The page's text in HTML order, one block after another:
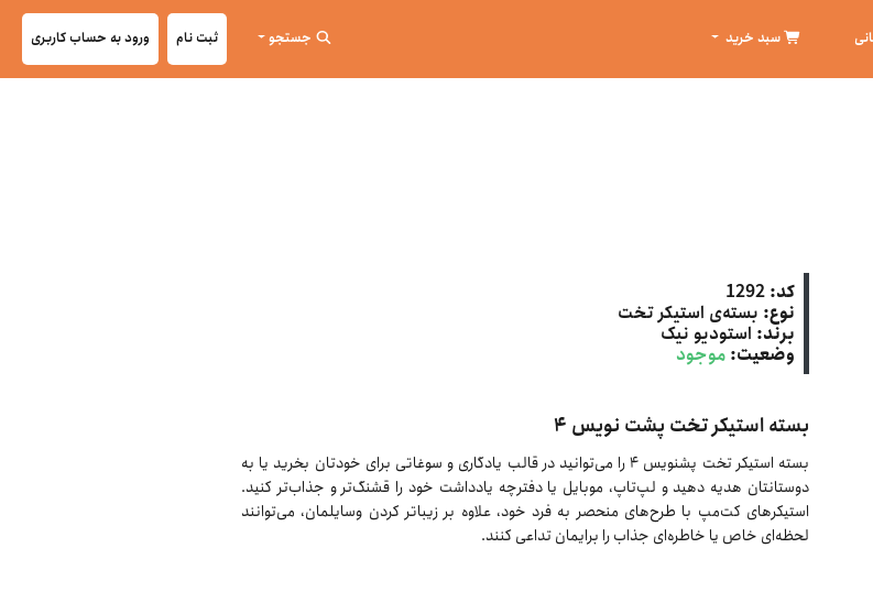
سبد خرید جستجو ثبت نام ورود به حساب کاربری
کد: 1292
نوع: بسته‌ی استیکر تخت
برند: استودیو نیک
وضعیت: موجود
بسته استیکر تخت پشت نویس ۴
بسته استیکر تخت پشنویس ۴ را می‌توانید در قالب یادگاری و سوغاتی برای خودتان بخرید یا به
دوستانتان هدیه دهید و لپ‌تاپ، موبایل یا دفترچه یادداشت خود را قشنگ‌تر و جذاب‌تر کنید.
استیکرهای کت‌مپ با طرح‌های منحصر به فرد خود، علاوه بر زیباتر کردن وسایلمان، می‌توانند
لحظه‌ای خاص یا خاطره‌ای جذاب را برایمان تداعی کنند.